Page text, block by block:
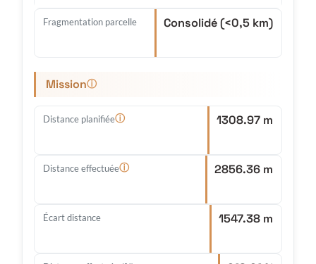
Fragmentation parcelle Consolidé (<0,5 km)
Missionⓘ
Distance planifiéeⓘ 1308.97 m
Distance effectuéeⓘ 2856.36 m
Écart distance 1547.38 m